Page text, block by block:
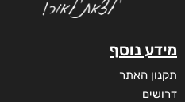
מידע נוסף
תקנון האתר
דרושים